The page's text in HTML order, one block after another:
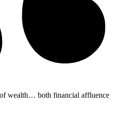
wealth… both financial affluence